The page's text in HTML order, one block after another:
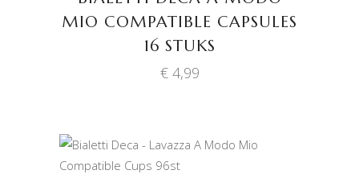
MIO COMPATIBLE CAPSULES
16 STUKS
€4,99
TOEVOEGEN AAN
WINKELWAGEN